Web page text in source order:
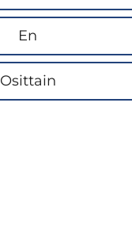
En
Osittain